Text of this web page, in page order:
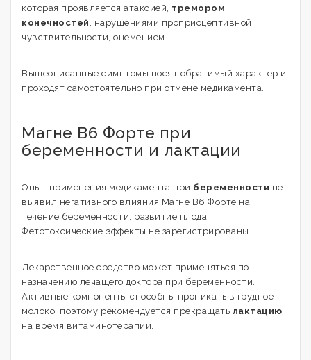
которая проявляется атаксией, тремором
конечностей , нарушениями проприоцептивной
чувствительности, онемением.
Вышеописанные симптомы носят обратимый характер и
проходят самостоятельно при отмене медикамента.
Магне В6 Форте при
беременности и лактации
Опыт применения медикамента при беременности не
выявил негативного влияния Магне В6 Форте на
течение беременности, развитие плода.
Фетотоксические эффекты не зарегистрированы.
Лекарственное средство может применяться по
назначению лечащего доктора при беременности.
Активные компоненты способны проникать в грудное
молоко, поэтому рекомендуется прекращать лактацию
на время витаминотерапии.